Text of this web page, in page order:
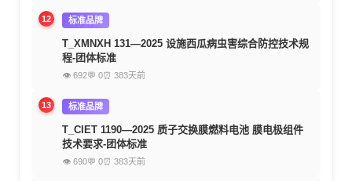
12 标准品牌
T_XMNXH 131—2025 设施西瓜病虫害综合防控技术规
程-团体标准
👁 692💬 0⏰ 383天前
13 标准品牌
T_CIET 1190—2025 质子交换膜燃料电池 膜电极组件
技术要求-团体标准
👁 690💬 0⏰ 383天前